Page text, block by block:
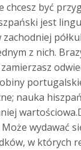
chcesz być
jest
z nich.
nauka
wydawać
w których